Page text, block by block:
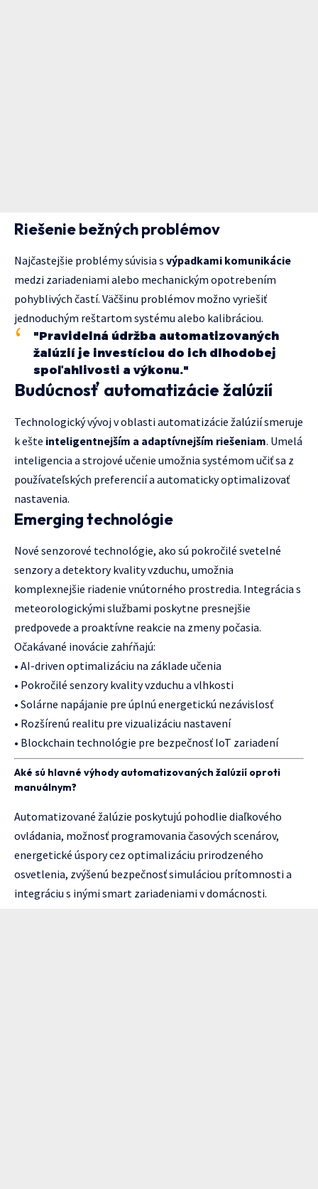
Riešenie bežných problémov
Najčastejšie problémy súvisia s výpadkami komunikácie
medzi zariadeniami alebo mechanickým opotrebením
pohyblivých častí. Väčšinu problémov možno vyriešiť
jednoduchým reštartom systému alebo kalibráciou.
"Pravidelná údržba automatizovaných
žalúzií je investíciou do ich dlhodobej
spoľahlivosti a výkonu."
Budúcnosť automatizácie žalúzií
Technologický vývoj v oblasti automatizácie žalúzií smeruje
k ešte inteligentnejším a adaptívnejším riešeniam. Umelá
inteligencia a strojové učenie umožnia systémom učiť sa z
používateľských preferencií a automaticky optimalizovať
nastavenia.
Emerging technológie
Nové senzorové technológie, ako sú pokročilé svetelné
senzory a detektory kvality vzduchu, umožnia
komplexnejšie riadenie vnútorného prostredia. Integrácia s
meteorologickými službami poskytne presnejšie
predpovede a proaktívne reakcie na zmeny počasia.
Očakávané inovácie zahŕňajú:
• AI-driven optimalizáciu na základe učenia
• Pokročilé senzory kvality vzduchu a vlhkosti
• Solárne napájanie pre úplnú energetickú nezávislosť
• Rozšírenú realitu pre vizualizáciu nastavení
• Blockchain technológie pre bezpečnosť IoT zariadení
Aké sú hlavné výhody automatizovaných žalúzií oproti
manuálnym?
Automatizované žalúzie poskytujú pohodlie diaľkového
ovládania, možnosť programovania časových scenárov,
energetické úspory cez optimalizáciu prirodzeného
osvetlenia, zvýšenú bezpečnosť simuláciou prítomnosti a
integráciu s inými smart zariadeniami v domácnosti.